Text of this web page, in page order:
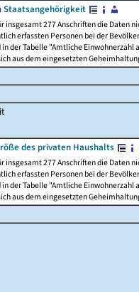
Staatsangehörigkeit
insgesamt 277 Anschriften die Daten
erfassten Personen bei der
der Tabelle "Amtliche
aus dem eingesetzten
des privaten Haushalts
insgesamt 277 Anschriften die Daten
erfassten Personen bei der
der Tabelle "Amtliche
aus dem eingesetzten